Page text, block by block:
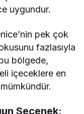
uygundur.
pek çok
fazlasıyla
bölgede,
içeceklere en
Seçenek: